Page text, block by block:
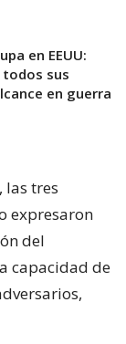
en EEUU:
todos sus
en guerra
las tres
expresaron
del
capacidad de